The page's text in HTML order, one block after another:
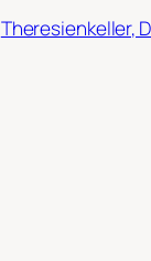
Theresienkeller,